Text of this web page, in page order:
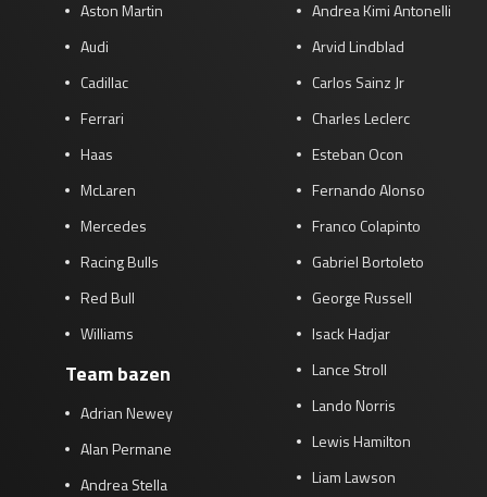
Aston Martin
Audi
Cadillac
Ferrari
Haas
McLaren
Mercedes
Racing Bulls
Red Bull
Williams
Team bazen
Adrian Newey
Alan Permane
Andrea Stella
Andrea Kimi Antonelli
Arvid Lindblad
Carlos Sainz Jr
Charles Leclerc
Esteban Ocon
Fernando Alonso
Franco Colapinto
Gabriel Bortoleto
George Russell
Isack Hadjar
Lance Stroll
Lando Norris
Lewis Hamilton
Liam Lawson